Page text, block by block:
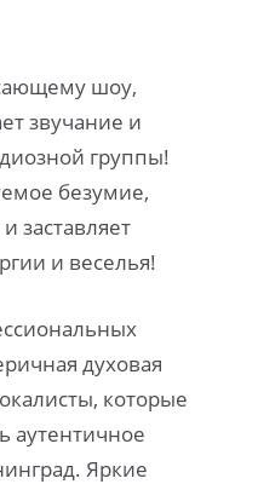
шоу,
звучание и
группы!
безумие,
заставляет
и веселья!
духовая
которые
аутентичное
Яркие